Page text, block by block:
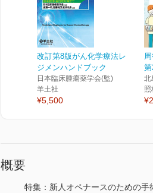
改訂第8版がん化学療法レ
ジメンハンドブック
日本臨床腫瘍薬学会(監)
羊土社
¥5,500
北
照
概要
特集：新人オペナースのための